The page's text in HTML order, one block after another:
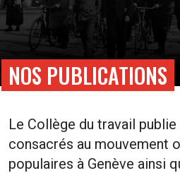
NOS PUBLICATIONS
Le Collège du travail
consacrés au mouvement
populaires à Genève ainsi